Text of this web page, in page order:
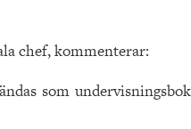
chef, kommenterar:
som